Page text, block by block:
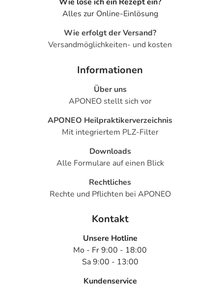
Alles zur Online-Einlösung
Wie erfolgt der Versand?
Versandmöglichkeiten- und kosten
Informationen
Über uns
APONEO stellt sich vor
APONEO Heilpraktikerverzeichnis
Mit integriertem PLZ-Filter
Downloads
Alle Formulare auf einen Blick
Rechtliches
Rechte und Pflichten bei APONEO
Kontakt
Unsere Hotline
Mo - Fr 9:00 - 18:00
Sa 9:00 - 13:00
Kundenservice